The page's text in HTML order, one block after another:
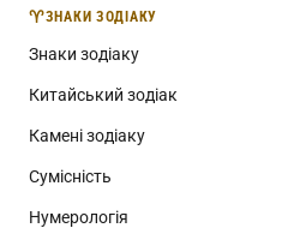
♈ЗНАКИ ЗОДІАКУ
Знаки зодіаку
Китайський зодіак
Камені зодіаку
Сумісність
Нумерологія